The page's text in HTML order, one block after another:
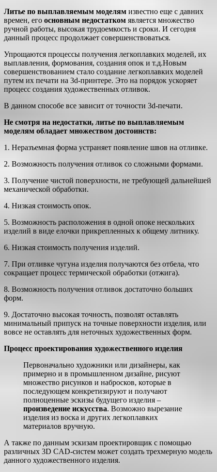
Литье по выплавляемым моделям известно еще с давних
времен, его основным недостатком является множество
ручной работы, высокая трудоемкость и сроки. И сегодня
данный процесс продолжает совершенствоваться.
Упрощаются процессы получения легкоплавких моделей, их
выплавления, формования, создания опок и т.д.Новым
совершенствованием стало создание легкоплавких моделей
путем их печати на 3d-принтере. Это на порядок ускоряет
процесс создания художественных отливок.
В данном способе все зависит от точности 3d-печати.
Не смотря на недостатки, литье по выплавляемым
моделям обладает множеством достоинств:
1. Неразъемная форма устраняет появление швов на отливке.
2. Возможность получения отливок со сложными формами.
3. Получение чистой поверхности, не требующей дальнейшей
механической обработки.
4. Низкая стоимость опок.
5. Возможность расположения в одной опоке нескольких
изделий в виде елочки прикрепленных к общему литнику.
6. Низкая стоимость получения изделий.
7. При отливке чугуна изделия получаются без отбела, что
сокращает процесс термической обработки (отжига).
8. Возможность получения отливок достаточно больших
форм.
9. Достаточно высокая точность, позволят оставлять
минимальный припуск на точные поверхности изделия, или
вовсе не оставлять для неточных художественных форм.
Процесс проектирования художественного изделия
Первоначально художники или дизайнеры, как
примерно и в промышленном дизайне, рисуют
множество рисунков и набросков, которые в
последующем конкретизируют и получают
полноценные эскизы будущего изделия –
произведение искусства. Возможно вырезание
изделия из воска и других легкоплавких
материалов вручную.
А также по данным эскизам проектировщик с помощью
различных 3D CAD-систем может создать трехмерную модель
данного художественного изделия.